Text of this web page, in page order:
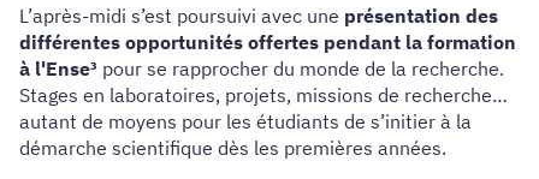
L’après-midi s’est poursuivi avec une présentation des
différentes opportunités offertes pendant la formation
à l'Ense³ pour se rapprocher du monde de la recherche.
Stages en laboratoires, projets, missions de recherche…
autant de moyens pour les étudiants de s’initier à la
démarche scientifique dès les premières années.